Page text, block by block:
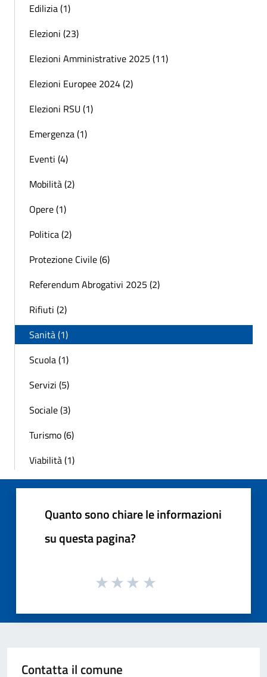
Edilizia (1)
Elezioni (23)
Elezioni Amministrative 2025 (11)
Elezioni Europee 2024 (2)
Elezioni RSU (1)
Emergenza (1)
Eventi (4)
Mobilità (2)
Opere (1)
Politica (2)
Protezione Civile (6)
Referendum Abrogativi 2025 (2)
Rifiuti (2)
Sanità (1)
Scuola (1)
Servizi (5)
Sociale (3)
Turismo (6)
Viabilità (1)
Quanto sono chiare le informazioni
su questa pagina?
Contatta il comune